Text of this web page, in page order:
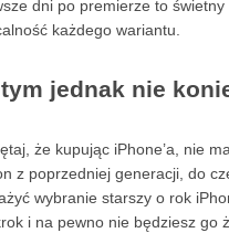
dni po premierze to
każdego wariantu.
jednak nie
że kupując iPhone’a, nie
z poprzedniej generacji, do
wybranie starszy o rok
i na pewno nie będziesz go